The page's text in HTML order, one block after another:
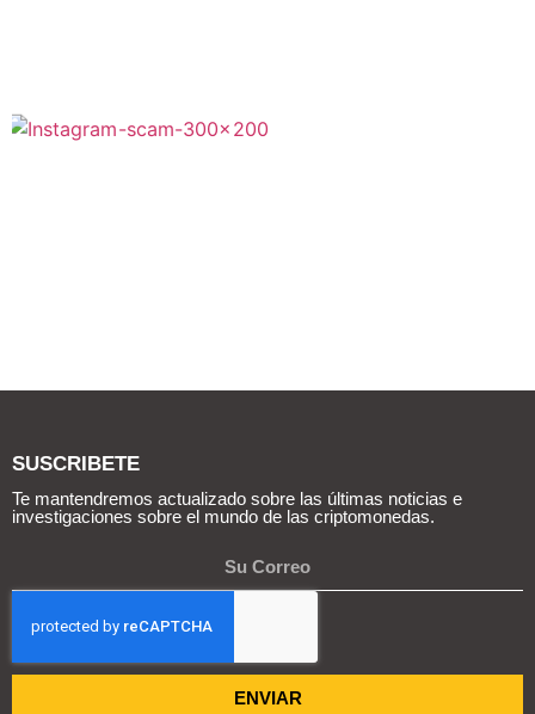
SUSCRIBETE
Te mantendremos actualizado sobre las últimas noticias e
investigaciones sobre el mundo de las criptomonedas.
ENVIAR